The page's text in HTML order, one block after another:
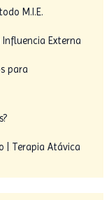
M.I.E.
Externa
para
| Terapia Atávica